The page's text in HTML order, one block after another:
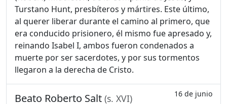
Turstano Hunt, presbíteros y mártires. Este último,
al querer liberar durante el camino al primero, que
era conducido prisionero, él mismo fue apresado y,
reinando Isabel I, ambos fueron condenados a
muerte por ser sacerdotes, y por sus tormentos
llegaron a la derecha de Cristo.
Beato Roberto Salt (s. XVI) 16 de junio